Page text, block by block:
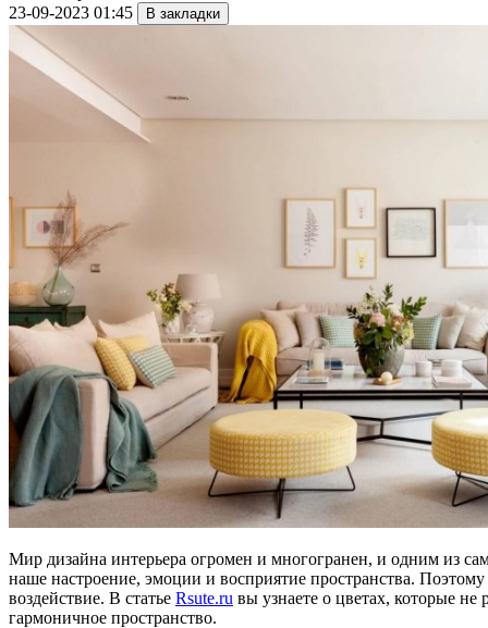
23-09-2023 01:45
Мир дизайна интерьера огромен и многогранен, и одним из
наше настроение, эмоции и восприятие пространства.
воздействие. В статье Rsute.ru вы узнаете о цветах, которые не
гармоничное пространство.